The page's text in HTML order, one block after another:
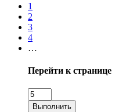
1
2
3
4
…
Перейти к странице
Выполнить